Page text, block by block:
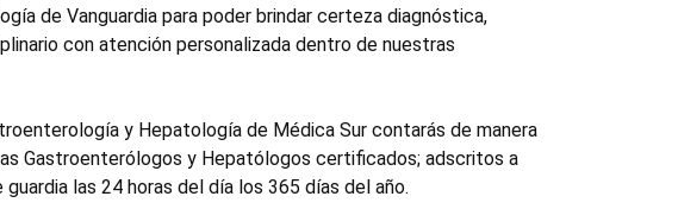
de Vanguardia para poder brindar certeza diagnóstica,
con atención personalizada dentro de nuestras
y Hepatología de Médica Sur contarás de manera
Gastroenterólogos y Hepatólogos certificados; adscritos a
las 24 horas del día los 365 días del año.